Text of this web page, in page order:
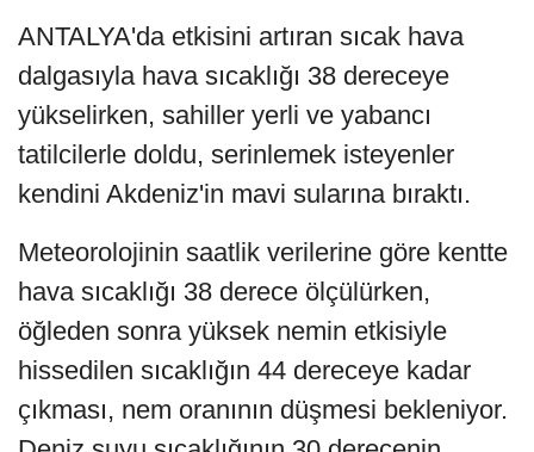
ANTALYA'da etkisini artıran sıcak hava
dalgasıyla hava sıcaklığı 38 dereceye
yükselirken, sahiller yerli ve yabancı
tatilcilerle doldu, serinlemek isteyenler
kendini Akdeniz'in mavi sularına bıraktı.
Meteorolojinin saatlik verilerine göre kentte
hava sıcaklığı 38 derece ölçülürken,
öğleden sonra yüksek nemin etkisiyle
hissedilen sıcaklığın 44 dereceye kadar
çıkması, nem oranının düşmesi bekleniyor.